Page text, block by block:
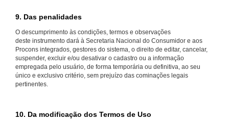
9. Das penalidades
O descumprimento às condições, termos e observações
deste instrumento dará à Secretaria Nacional do Consumidor e aos
Procons integrados, gestores do sistema, o direito de editar, cancelar,
suspender, excluir e/ou desativar o cadastro ou a informação
empregada pelo usuário, de forma temporária ou definitiva, ao seu
único e exclusivo critério, sem prejuízo das cominações legais
pertinentes.
10. Da modificação dos Termos de Uso